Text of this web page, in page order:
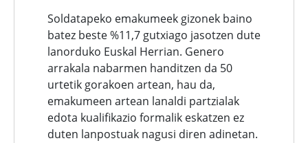
Soldatapeko emakumeek gizonek baino
batez beste %11,7 gutxiago jasotzen dute
lanorduko Euskal Herrian. Genero
arrakala nabarmen handitzen da 50
urtetik gorakoen artean, hau da,
emakumeen artean lanaldi partzialak
edota kualifikazio formalik eskatzen ez
duten lanpostuak nagusi diren adinetan.